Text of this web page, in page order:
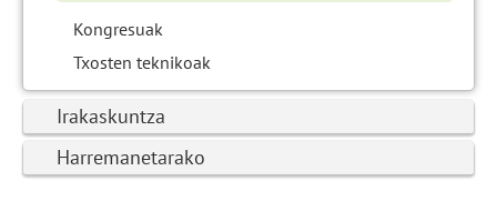
Kongresuak
Txosten teknikoak
Irakaskuntza
Harremanetarako